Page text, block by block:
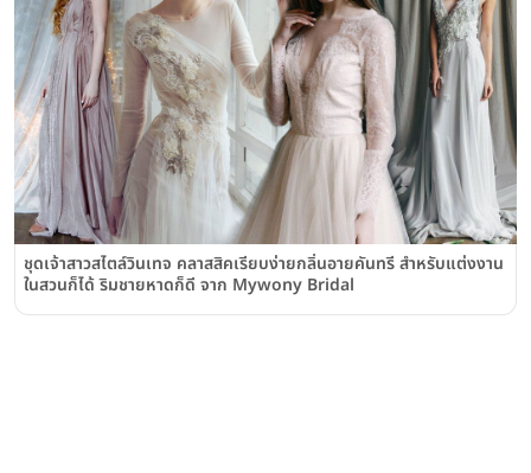
ชุดเจ้าสาวสไตล์วินเทจ คลาสสิคเรียบง่ายกลิ่นอายคันทรี สำหรับแต่งงาน
ในสวนก็ได้ ริมชายหาดก็ดี จาก Mywony Bridal